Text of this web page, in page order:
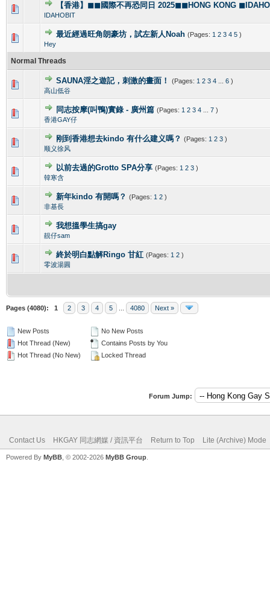
【香港】◼◼國際不再恐同日 2025◼◼HONG KONG
IDAHOBIT
0 Vote(s) - 0 out of 5 in Average
12345
最近經過旺角朗豪坊，試左新人Noah (Pages: 1 2 3 4 5 )
Hey
1 Vote(s) - 5 out of 5 in Average
1 2345
Normal Threads
SAUNA淫之遊記，刺激的畫面！ (Pages: 1 2 3 4 6 )
高山低谷
0 Vote(s) - 0 out of 5 in Average
12345
同志按摩(叫鴨)實錄 - 廣州篇 (Pages: 1 2 3 4 7 )
香港GAY仔
0 Vote(s) - 0 out of 5 in Average
12345
刚到香港想去kindo 有什么建义嗎？ (Pages: 1 2 3 )
顺义徐风
0 Vote(s) - 0 out of 5 in Average
12 345
以前去過的Grotto SPA分享 (Pages: 1 2 3 )
韓寒含
0 Vote(s) - 0 out of 5 in Average
12345
新年kindo 有開嗎？ (Pages: 1 2 )
非基長
0 Vote(s) - 0 out of 5 in Average
12345
我想搵學生搞gay
靚仔sam
0 Vote(s) - 0 out of 5 in Average
終於明白點解Ringo 甘紅 (Pages: 1 2 )
零波湯圓
0 Vote(s) - 0 out of 5 in Average
12345
Pages (4080): 1 2 3 4 5 4080 Next »
New Posts
Hot Thread (New)
Hot Thread (No New)
No New Posts
Contains Posts by You
Locked Thread
Forum Jump:
Contact Us HKGAY 同志網媒 / 資訊平台 Return to Top Lite (Archive) Mode
Powered By MyBB , © 2002-2026 MyBB Group